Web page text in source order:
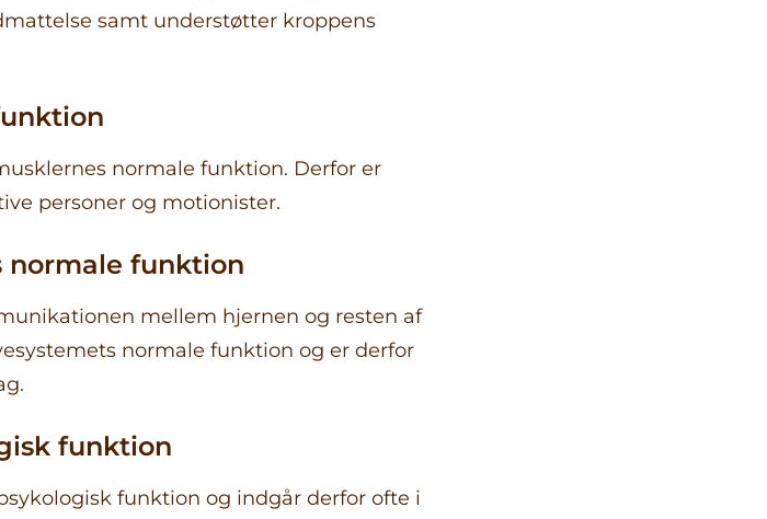
samt understøtter kroppens
normale funktion. Derfor er
personer og motionister.
normale funktion
mellem hjernen og resten af
normale funktion og er derfor
funktion
funktion og indgår derfor ofte i